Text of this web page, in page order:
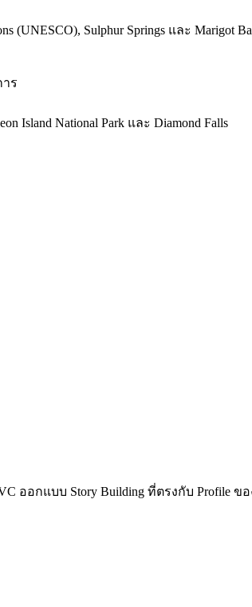
Sulphur Springs และ Marigot
ร
Island National Park และ Diamond Falls
ออกแบบ Story Building ที่ตรงกับ Profile ขอ